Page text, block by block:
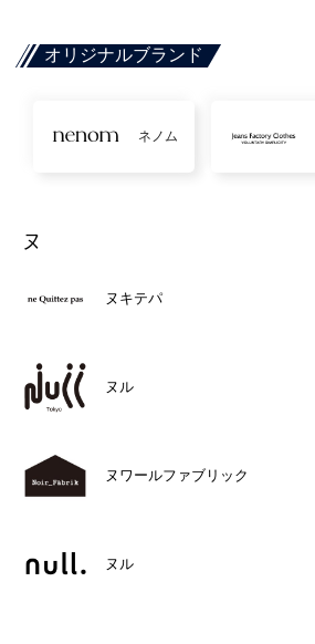
オリジナルブランド
ネノム
ヌ
ヌキテパ
ヌル
ヌワールファブリック
ヌル